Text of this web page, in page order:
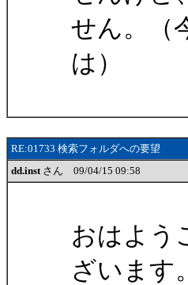
せん。（
は）
RE:01733 検索フォルダへの要望
dd.instさん 09/04/15 09:58
おはよう
ざいます。